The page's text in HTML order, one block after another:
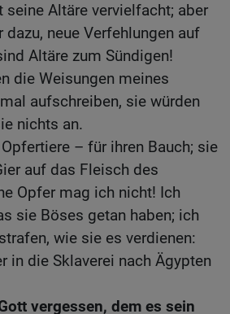
seine Altäre vervielfacht; aber
dazu, neue Verfehlungen auf
Altäre zum Sündigen!
die Weisungen meines
aufschreiben, sie würden
nichts an.
– für ihren Bauch; sie
auf das Fleisch des
Opfer mag ich nicht! Ich
sie Böses getan haben; ich
wie sie es verdienen:
in die Sklaverei nach Ägypten
vergessen, dem es sein